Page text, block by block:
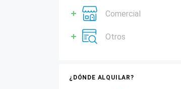
Comercial
Otros
¿DÓNDE ALQUILAR?